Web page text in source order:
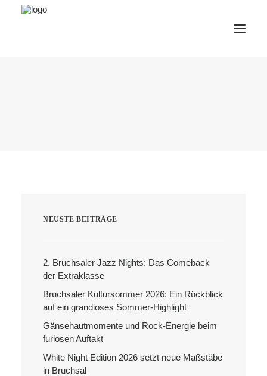
Search
NEUSTE BEITRÄGE
2. Bruchsaler Jazz Nights: Das Comeback
der Extraklasse
Bruchsaler Kultursommer 2026: Ein Rückblick
auf ein grandioses Sommer-Highlight
Gänsehautmomente und Rock-Energie beim
furiosen Auftakt
White Night Edition 2026 setzt neue Maßstäbe
in Bruchsal